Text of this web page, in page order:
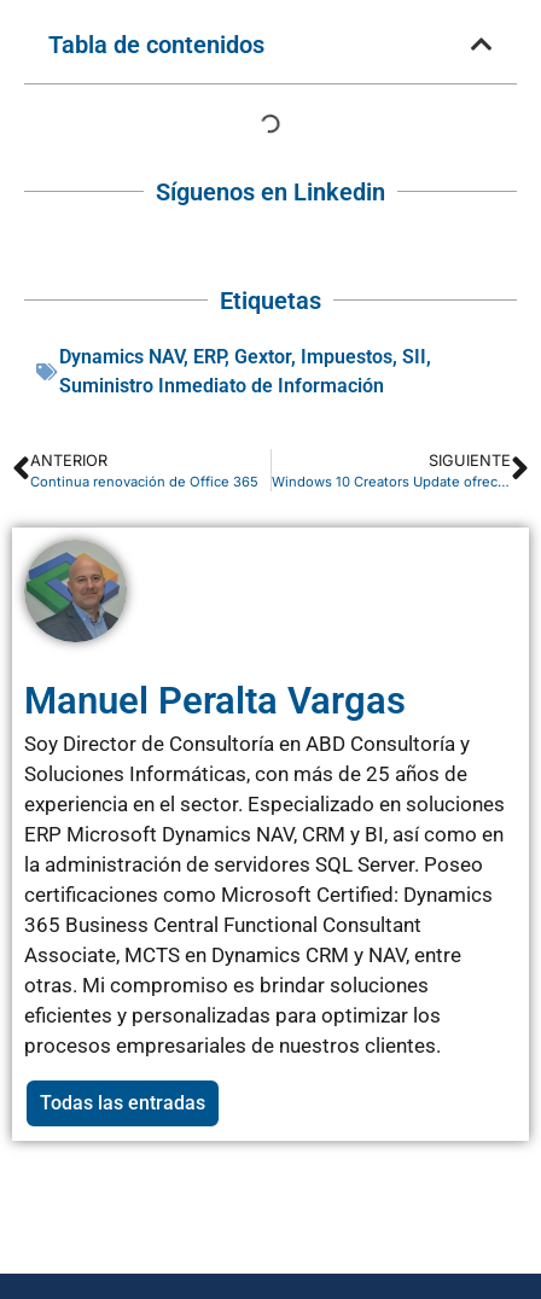
Tabla de contenidos
Síguenos en Linkedin
Etiquetas
Dynamics NAV, ERP, Gextor, Impuestos, SII,
Suministro Inmediato de Información
ANTERIOR
Continua renovación de Office 365
SIGUIENTE
Windows 10 Creators Update ofrece más control sobre las actualizaciones y la privacidad
Manuel Peralta Vargas
Soy Director de Consultoría en ABD Consultoría y
Soluciones Informáticas, con más de 25 años de
experiencia en el sector. Especializado en soluciones
ERP Microsoft Dynamics NAV, CRM y BI, así como en
la administración de servidores SQL Server. Poseo
certificaciones como Microsoft Certified: Dynamics
365 Business Central Functional Consultant
Associate, MCTS en Dynamics CRM y NAV, entre
otras. Mi compromiso es brindar soluciones
eficientes y personalizadas para optimizar los
procesos empresariales de nuestros clientes.
Todas las entradas